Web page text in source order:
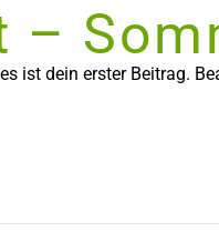
–
ist dein erster Beitrag.